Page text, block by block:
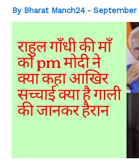
By Bharat Manch24 - September